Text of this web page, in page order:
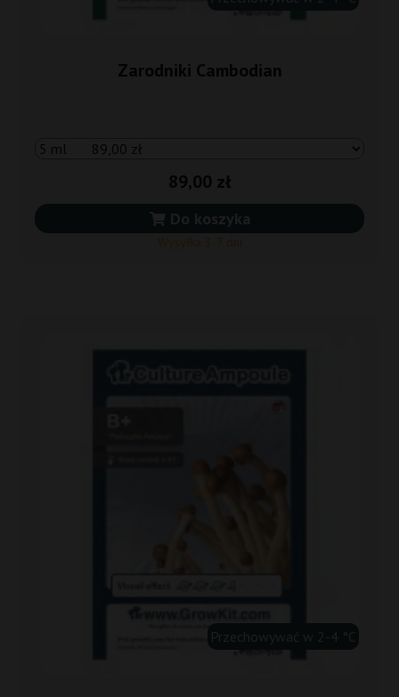
Zarodniki Cambodian
89,00 zł
Do koszyka
Wysyłka 3-7 dni